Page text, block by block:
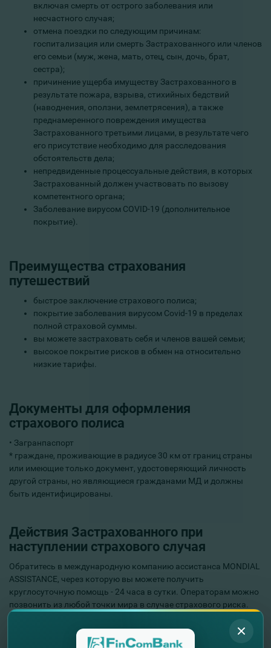
включая смерть от острого заболевания или
несчастного случая;
отмена поездки по следующим причинам:
госпитализация или смерть Застрахованного или членов
его семьи (муж, жена, мать, отец, сын, дочь, брат,
сестра);
причинение ущерба имуществу Застрахованного в
результате пожара, взрыва, стихийных бедствий
(наводнения, оползни, землетрясения), а также
преднамеренного повреждения имущества
Застрахованного третьими лицами, в результате чего
его присутствие необходимо для расследования
обстоятельств дела;
непредвиденные процессуальные действия, в которых
Застрахованный должен участвовать по вызову
компетентного органа;
Заболевание вирусом COVID-19 (дополнительное
покрытие).
Преимущества страхования
путешествий
быстрое заключение страхового полиса;
покрытие заболевания вирусом Covid-19 в пределах
полной страховой суммы.
вы можете застраховать себя и членов вашей семьи;
высокое покрытие рисков в обмен на относительно
низкие тарифы.
Документы для оформления
страхового полиса
• Загранпаспорт
* граждане, проживающие в радиусе 30 км от границ страны
или имеющие только документ, удостоверяющий личность
другой страны, но являющиеся гражданами МД и должны
быть идентифицированы.
Действия Застрахованного при
наступлении страхового случая
Обратитесь в международную компанию ассистанса MONDIAL
ASSISTANCE, через которую вы можете получить
круглосуточную помощь - 24 часа в сутки. Операторам можно
позвонить из любой точки мира в случае страхового риска.
нескольких языках, включая румынский. Во время разговора
предоставьте следующую информацию: